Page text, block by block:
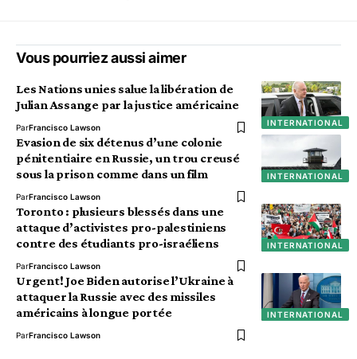
Vous pourriez aussi aimer
INTERNATIONAL
Les Nations unies salue la libération de
Julian Assange par la justice américaine
ParFrancisco Lawson
INTERNATIONAL
Evasion de six détenus d’une colonie
pénitentiaire en Russie, un trou creusé
sous la prison comme dans un film
ParFrancisco Lawson
INTERNATIONAL
Toronto : plusieurs blessés dans une
attaque d’activistes pro-palestiniens
contre des étudiants pro-israéliens
ParFrancisco Lawson
INTERNATIONAL
Urgent! Joe Biden autorise l’Ukraine à
attaquer la Russie avec des missiles
américains à longue portée
ParFrancisco Lawson